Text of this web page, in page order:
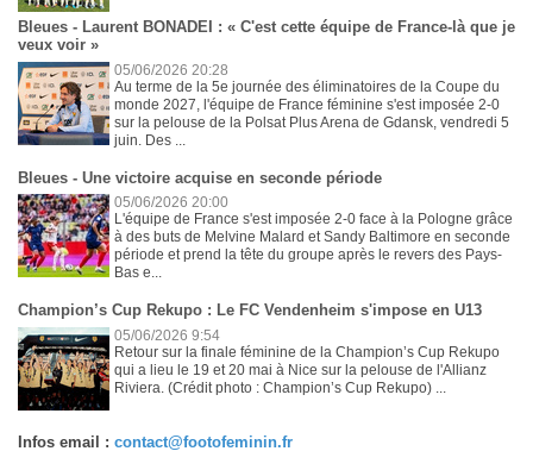
Bleues - Laurent BONADEI : « C'est cette équipe de France-là que je
veux voir »
05/06/2026 20:28
Au terme de la 5e journée des éliminatoires de la Coupe du
monde 2027, l'équipe de France féminine s'est imposée 2-0
sur la pelouse de la Polsat Plus Arena de Gdansk, vendredi 5
juin. Des ...
Bleues - Une victoire acquise en seconde période
05/06/2026 20:00
L'équipe de France s'est imposée 2-0 face à la Pologne grâce
à des buts de Melvine Malard et Sandy Baltimore en seconde
période et prend la tête du groupe après le revers des Pays-
Bas e...
Champion’s Cup Rekupo : Le FC Vendenheim s'impose en U13
05/06/2026 9:54
Retour sur la finale féminine de la Champion’s Cup Rekupo
qui a lieu le 19 et 20 mai à Nice sur la pelouse de l'Allianz
Riviera. (Crédit photo : Champion’s Cup Rekupo) ...
Infos email : contact@footofeminin.fr